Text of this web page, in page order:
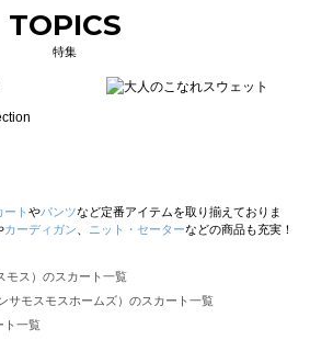
TOPICS
特集
ート やパンツなど定番アイテムを取り揃えておりま
カーディガン ニット・セーターなどの商品も充実！
モス）のスカート一覧
サモスモスホームズ）のスカート一覧
ト一覧